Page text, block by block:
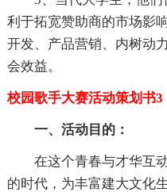
利于拓宽赞助商的市场影
开发、产品营销、内树动
会效益。
校园歌手大赛活动策划书3
一、活动目的：
在这个青春与才华互
的时代，为丰富建大文化